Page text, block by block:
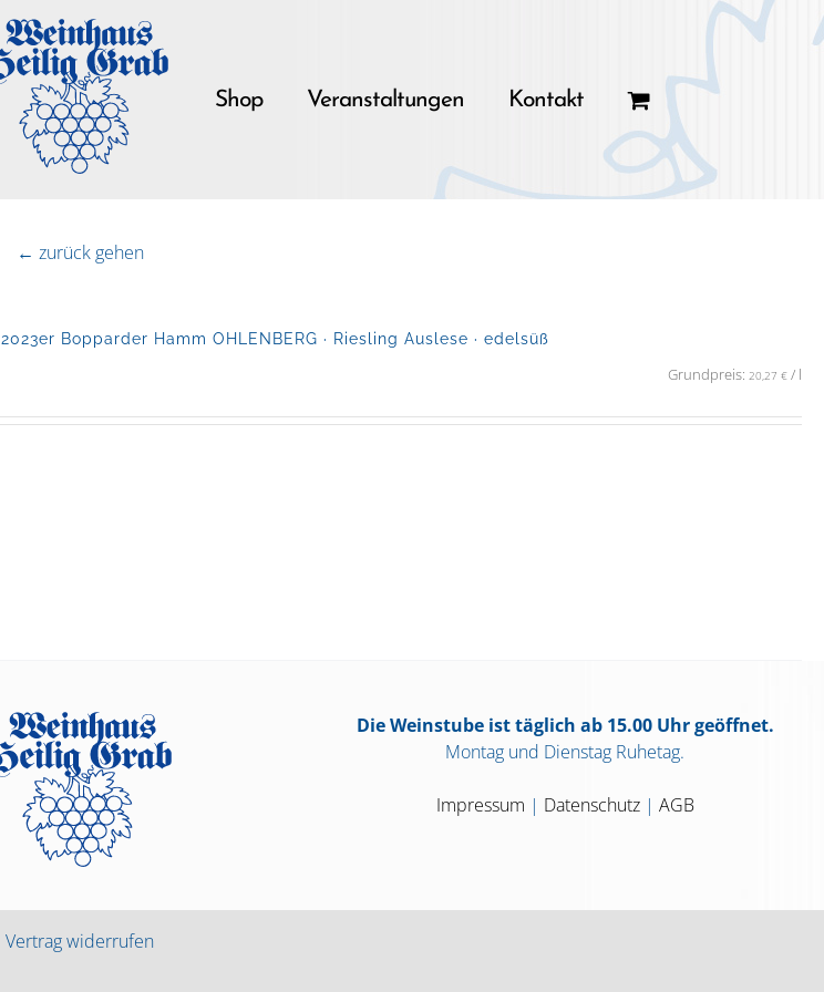
Shop Veranstaltungen Kontakt
← zurück gehen
2023er Bopparder Hamm OHLENBERG · Riesling Auslese · edelsüß
Grundpreis: 20,27 €/ l
Die Weinstube ist täglich ab 15.00 Uhr geöffnet.
Montag und Dienstag Ruhetag.
Impressum | Datenschutz| AGB
Vertrag widerrufen